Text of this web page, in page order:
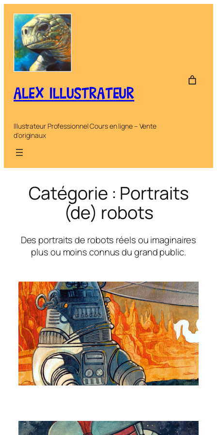
contenu
ALEX ILLUSTRATEUR
Illustrateur Professionnel Cours en ligne – Vente
d'originaux
Catégorie : Portraits
(de) robots
Des portraits de robots réels ou imaginaires
plus ou moins connus du grand public.